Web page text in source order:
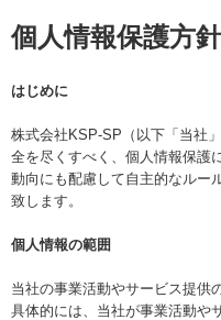
個人情報保護方針
はじめに
株式会社KSP-SP（以下「当社
全を尽くすべく、個人情報保護
動向にも配慮して自主的なルー
致します。
個人情報の範囲
当社の事業活動やサービス提供
具体的には、当社が事業活動や